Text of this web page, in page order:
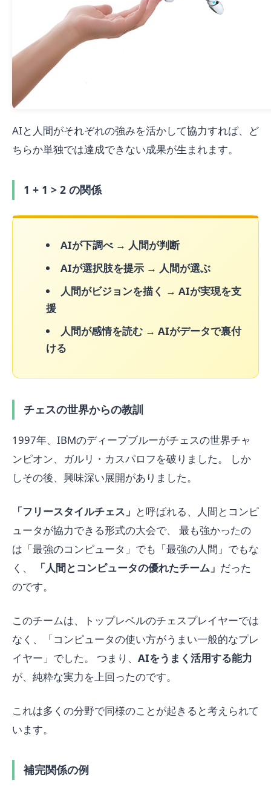
AIと人間がそれぞれの強みを活かして協力すれば、ど
ちらか単独では達成できない成果が生まれます。
1 + 1 > 2 の関係
AIが下調べ→ 人間が判断
AIが選択肢を提示→ 人間が選ぶ
人間がビジョンを描く → AIが実現を支
援
人間が感情を読む→ AIがデータで裏付
ける
チェスの世界からの教訓
1997年、IBMのディープブルーがチェスの世界チャ
ンピオン、ガルリ・カスパロフを破りました。 しか
しその後、興味深い展開がありました。
「フリースタイルチェス」 と呼ばれる、人間とコンピ
ュータが協力できる形式の大会で、 最も強かったの
は「最強のコンピュータ」でも「最強の人間」でもな
く、
「人間とコンピュータの優れたチーム」 だった
のです。
このチームは、トップレベルのチェスプレイヤーでは
なく、「コンピュータの使い方がうまい一般的なプレ
イヤー」でした。 つまり、 AIをうまく活用する能力
が、純粋な実力を上回ったのです。
これは多くの分野で同様のことが起きると考えられて
います。
補完関係の例